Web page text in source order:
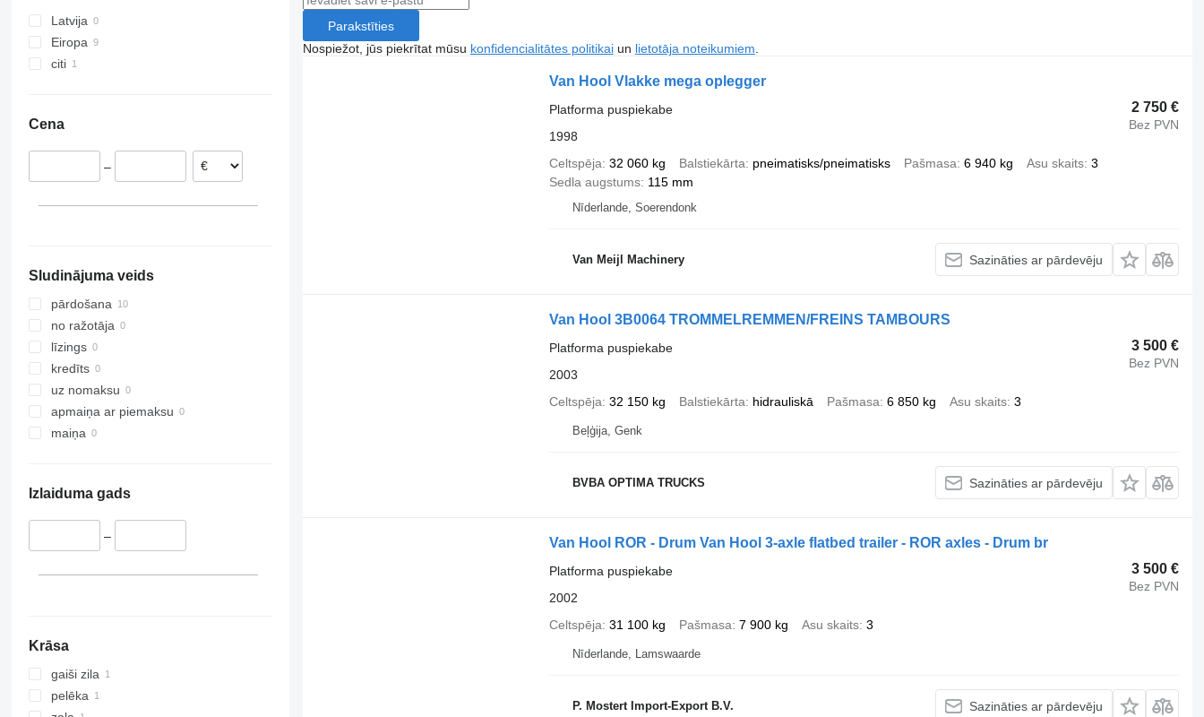
Latvija
Eiropa
citi
Cena
–
Sludinājuma veids
pārdošana
no ražotāja
līzings
kredīts
uz nomaksu
apmaiņa ar piemaksu
maiņa
Izlaiduma gads
–
Krāsa
gaiši zila
pelēka
Parakstīties
Nospiežot, jūs piekrītat mūsu konfidencialitātes politikaiun lietotāja noteikumiem
Van Hool Vlakke mega oplegger
2 750 €
Bez PVN
Platforma puspiekabe
1998
Celtspēja 32 060 kg Balstiekārta pneimatisks/pneimatisks Pašmasa 6 940 kg Asu skaits 3
Sedla augstums 115 mm
Nīderlande, Soerendonk
Van Meijl Machinery Sazināties ar pārdevēju
Van Hool 3B0064 TROMMELREMMEN/FREINS TAMBOURS
3 500 €
Bez PVN
Platforma puspiekabe
2003
Celtspēja 32 150 kg Balstiekārta hidrauliskā Pašmasa 6 850 kg Asu skaits 3
Beļģija, Genk
BVBA OPTIMA TRUCKS Sazināties ar pārdevēju
Van Hool ROR - Drum Van Hool 3-axle flatbed trailer - ROR axles - Drum br
3 500 €
Bez PVN
Platforma puspiekabe
2002
Celtspēja 31 100 kg Pašmasa 7 900 kg Asu skaits 3
Nīderlande, Lamswaarde
P. Mostert Import-Export B.V. Sazināties ar pārdevēju